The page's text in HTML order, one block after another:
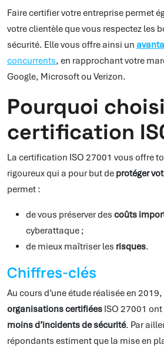
Faire certifier votre entreprise permet
votre clientèle que vous respectez les
sécurité. Elle vous offre ainsi un
concurrents, en rapprochant votre
Google, Microsoft ou Verizon.
Pourquoi
certification
La certification ISO 27001 vous offre
rigoureux qui a pour but de protéger
permet :
de vous préserver des coûts
cyberattaque ;
de mieux maîtriser les risques.
Chiffres-clés
Au cours d’une étude réalisée en 2019,
organisations certifiées ISO 27001
moins d’incidents de sécurité. Par
répondants estiment que la mise en